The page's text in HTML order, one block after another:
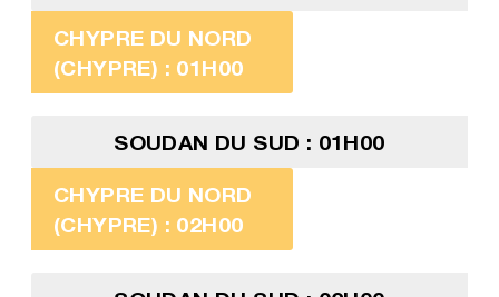
CHYPRE DU NORD
(CHYPRE) : 01H00
SOUDAN DU SUD : 01H00
CHYPRE DU NORD
(CHYPRE) : 02H00